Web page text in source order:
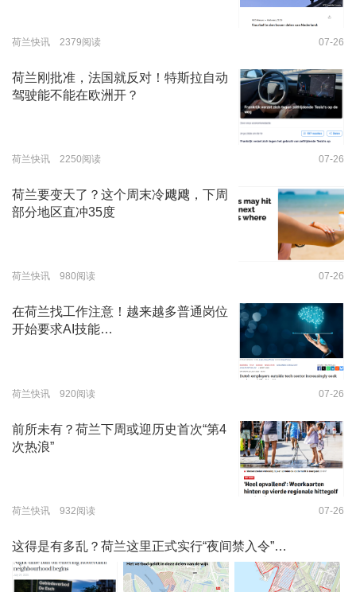
荷兰快讯 2379阅读 07-26
荷兰刚批准，法国就反对！特斯拉自动
驾驶能不能在欧洲开？
荷兰快讯 2250阅读 07-26
荷兰要变天了？这个周末冷飕飕，下周
部分地区直冲35度
荷兰快讯 980阅读 07-26
在荷兰找工作注意！越来越多普通岗位
开始要求AI技能…
荷兰快讯 920阅读 07-26
前所未有？荷兰下周或迎历史首次“第4
次热浪”
荷兰快讯 932阅读 07-26
这得是有多乱？荷兰这里正式实行“夜间禁入令”…